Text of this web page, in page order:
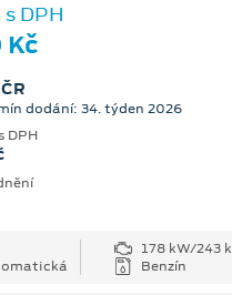
DPH
Kč
dodání: 34. týden 2026
DPH
178 kW/243 k
Benzín